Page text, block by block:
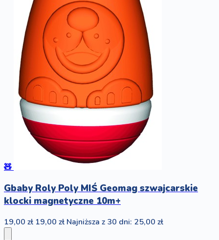
🧸
Gbaby Roly Poly MIŚ Geomag szwajcarskie
klocki magnetyczne 10m+
19,00 zł 19,00 zł Najniższa z 30 dni: 25,00 zł